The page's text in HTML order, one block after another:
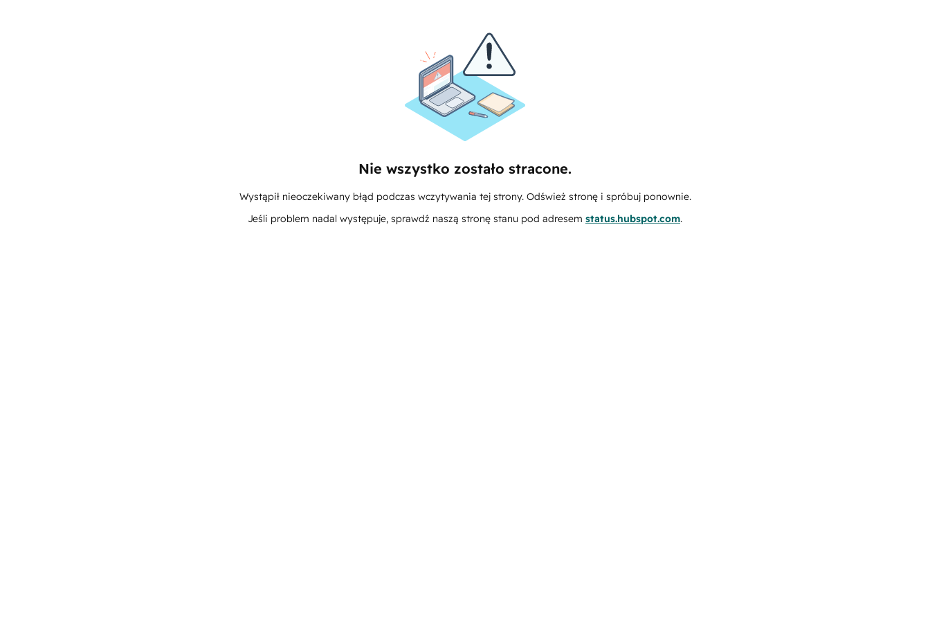
Nie wszystko zostało stracone.
Wystąpił nieoczekiwany błąd podczas wczytywania tej strony. Odśwież stronę i spróbuj ponownie.
Jeśli problem nadal występuje, sprawdź naszą stronę stanu pod adresem status.hubspot.com.